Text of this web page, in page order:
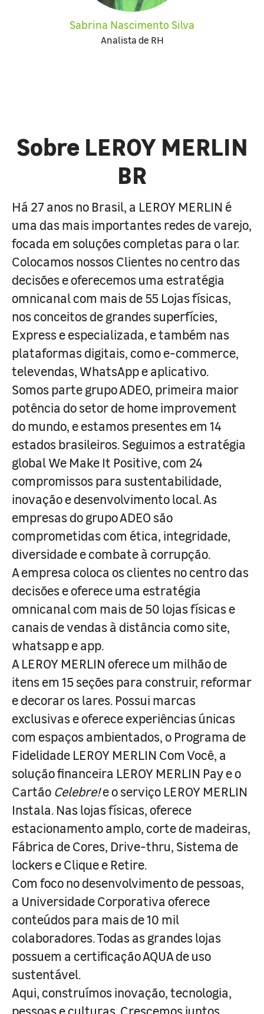
Sabrina Nascimento Silva
Analista de RH
Sobre LEROY MERLIN
BR
Há 27 anos no Brasil, a LEROY MERLIN é
uma das mais importantes redes de varejo,
focada em soluções completas para o lar.
Colocamos nossos Clientes no centro das
decisões e oferecemos uma estratégia
omnicanal com mais de 55 Lojas físicas,
nos conceitos de grandes superfícies,
Express e especializada, e também nas
plataformas digitais, como e-commerce,
televendas, WhatsApp e aplicativo.
Somos parte grupo ADEO, primeira maior
potência do setor de home improvement
do mundo, e estamos presentes em 14
estados brasileiros. Seguimos a estratégia
global We Make It Positive, com 24
compromissos para sustentabilidade,
inovação e desenvolvimento local. As
empresas do grupo ADEO são
comprometidas com ética, integridade,
diversidade e combate à corrupção.
A empresa coloca os clientes no centro das
decisões e oferece uma estratégia
omnicanal com mais de 50 lojas físicas e
canais de vendas à distância como site,
whatsapp e app.
A LEROY MERLIN oferece um milhão de
itens em 15 seções para construir, reformar
e decorar os lares. Possui marcas
exclusivas e oferece experiências únicas
com espaços ambientados, o Programa de
Fidelidade LEROY MERLIN Com Você, a
solução financeira LEROY MERLIN Pay e o
Cartão Celebre!e o serviço LEROY MERLIN
Instala. Nas lojas físicas, oferece
estacionamento amplo, corte de madeiras,
Fábrica de Cores, Drive-thru, Sistema de
lockers e Clique e Retire.
Com foco no desenvolvimento de pessoas,
a Universidade Corporativa oferece
conteúdos para mais de 10 mil
colaboradores. Todas as grandes lojas
possuem a certificação AQUA de uso
sustentável.
Aqui, construímos inovação, tecnologia,
pessoas e culturas. Crescemos juntos,